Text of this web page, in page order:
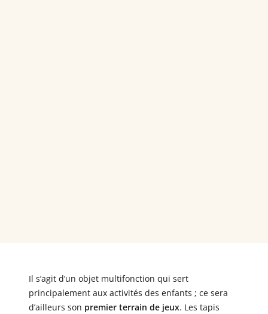
Il s’agit d’un objet multifonction qui sert
principalement aux activités des enfants ; ce sera
d’ailleurs son premier terrain de jeux. Les tapis